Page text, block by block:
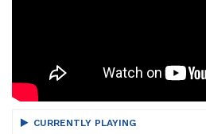
CURRENTLY PLAYING